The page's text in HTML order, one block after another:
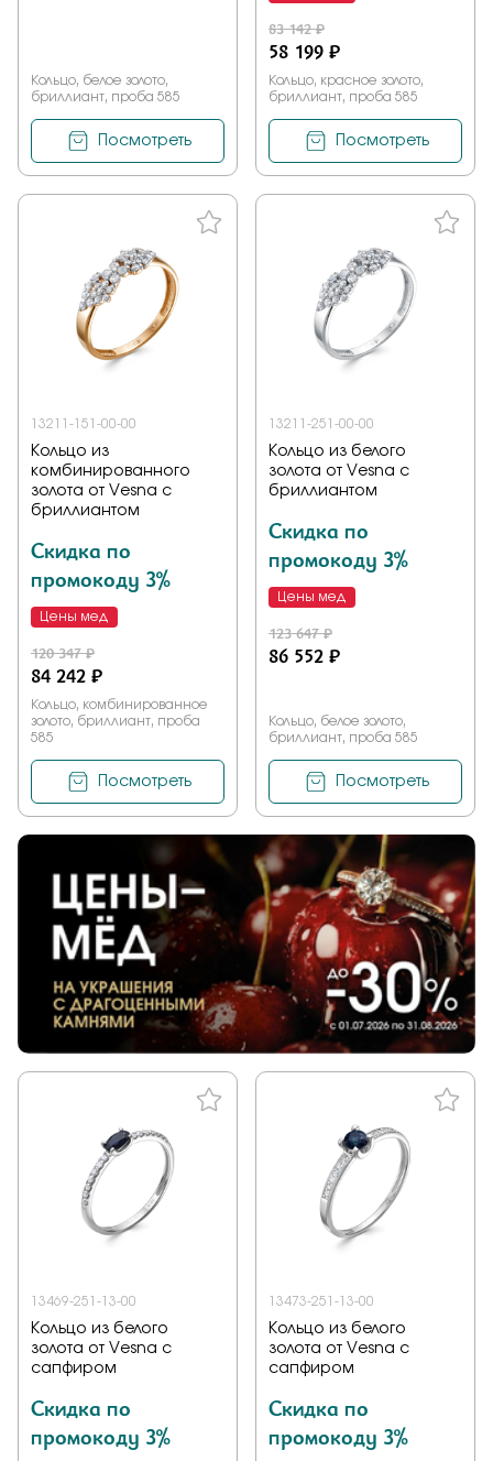
Кольцо, белое золото,
бриллиант, проба 585
Посмотреть
83 142 ₽
58 199 ₽
Кольцо, красное золото,
бриллиант, проба 585
Посмотреть
13211-151-00-00
Кольцо из
комбинированного
золота от Vesna с
бриллиантом
Скидка по
промокоду 3%
Цены мед
120 347 ₽
84 242 ₽
Кольцо, комбинированное
золото, бриллиант, проба
585
Посмотреть
13211-251-00-00
Кольцо из белого
золота от Vesna с
бриллиантом
Скидка по
промокоду 3%
Цены мед
123 647 ₽
86 552 ₽
Кольцо, белое золото,
бриллиант, проба 585
Посмотреть
13469-251-13-00
Кольцо из белого
золота от Vesna с
сапфиром
Скидка по
промокоду 3%
13473-251-13-00
Кольцо из белого
золота от Vesna с
сапфиром
Скидка по
промокоду 3%